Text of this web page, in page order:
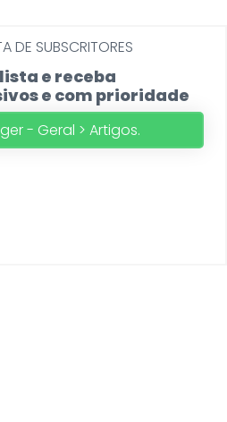
DE SUBSCRITORES
e receba
e com prioridade
- Geral > Artigos.